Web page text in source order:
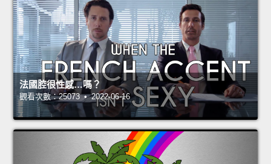
法國腔很性感…嗎？
觀看次數：25073 • 2022-06-16